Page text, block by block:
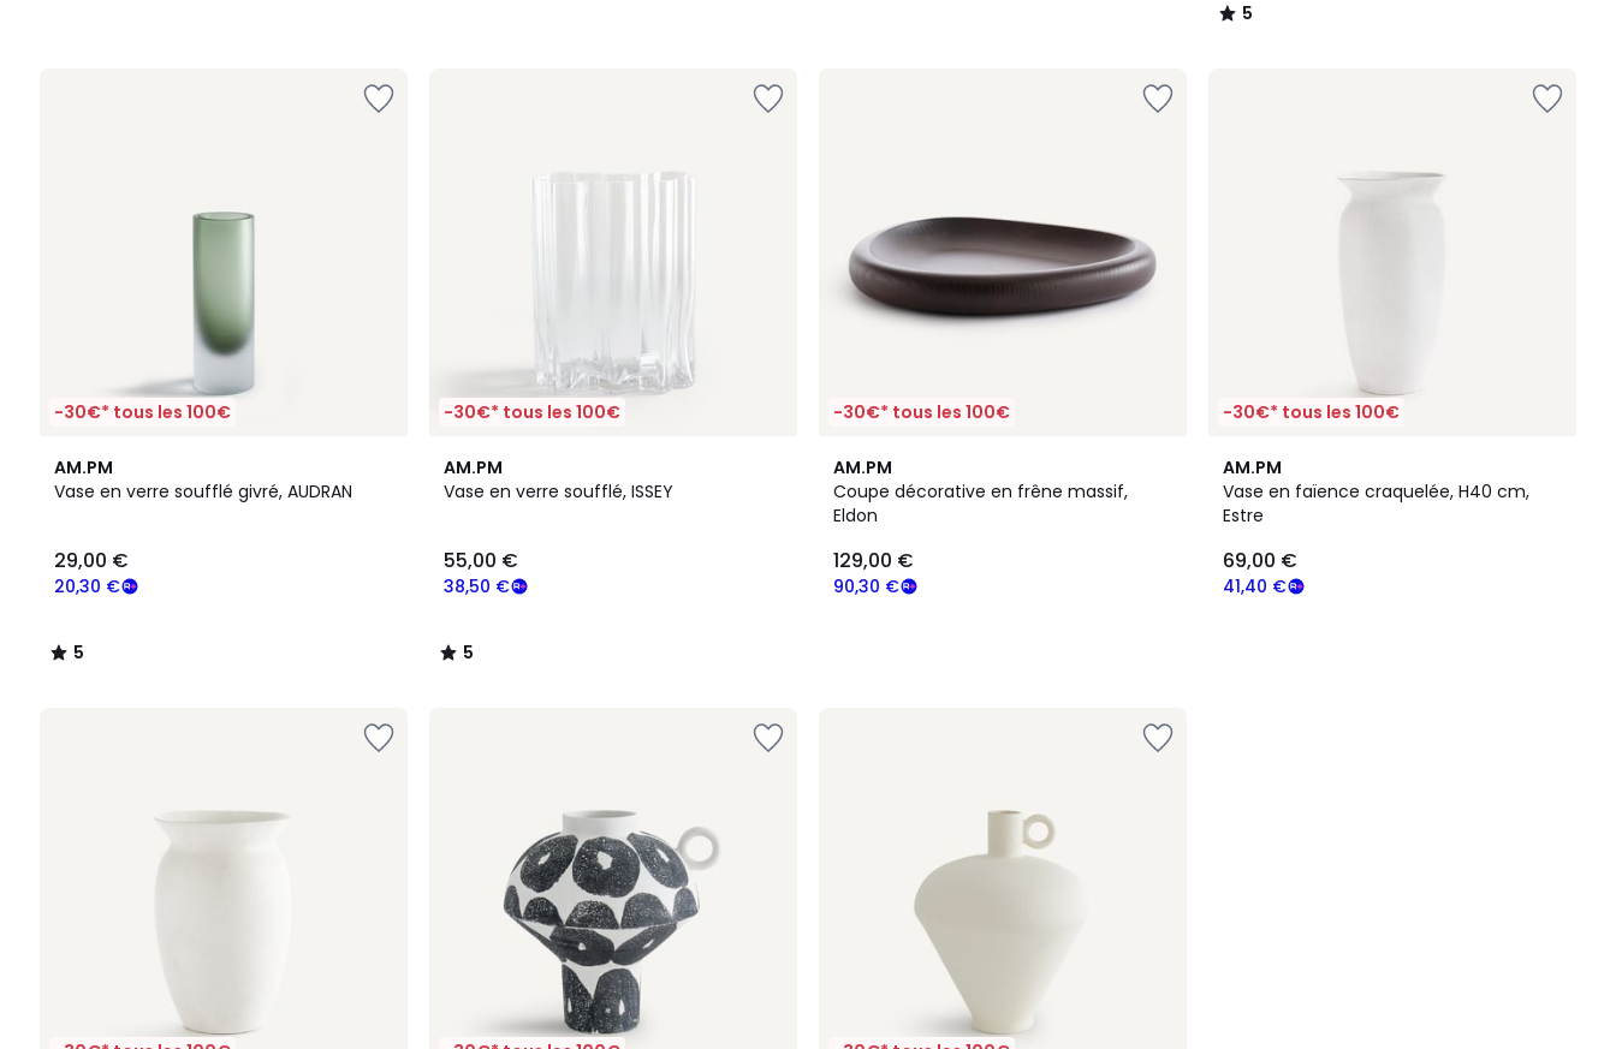
5
/
-30€* tous les 100€
AM.PM
Vase en verre soufflé givré, AUDRAN
20,30 €
29,00 €
5
/
5
/
-30€* tous les 100€
AM.PM
Vase en verre soufflé, ISSEY
38,50 €
55,00 €
5
/
5
/
-30€* tous les 100€
AM.PM
Coupe décorative en frêne massif,
Eldon
90,30 €
129,00 €
-30€* tous les 100€
AM.PM
Vase en faïence craquelée, H40 cm,
Estre
41,40 €
69,00 €